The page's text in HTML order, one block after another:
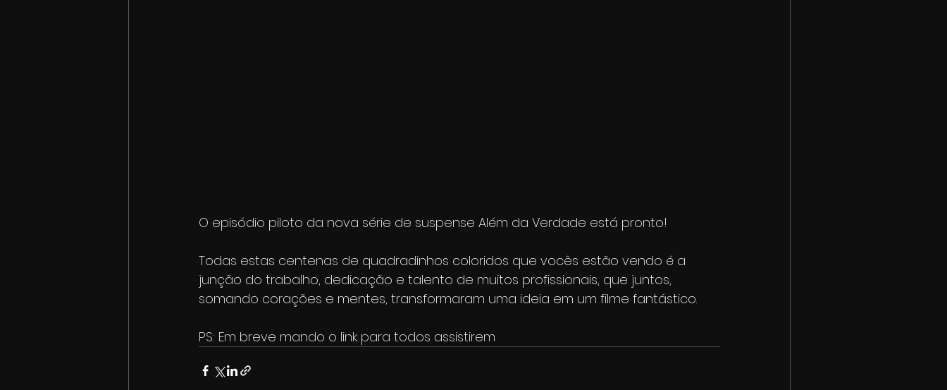
O episódio piloto da nova série de suspense Além da Verdade está pronto!
Todas estas centenas de quadradinhos coloridos que vocês estão vendo é a
junção do trabalho, dedicação e talento de muitos profissionais, que juntos,
somando corações e mentes, transformaram uma ideia em um filme fantástico.
PS: Em breve mando o link para todos assistirem